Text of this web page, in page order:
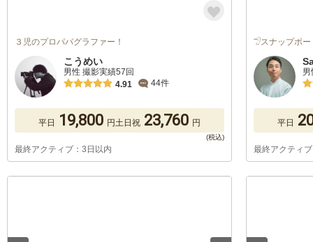
３児のプロパパグラファー！
こうめい
男性 撮影実績57回
4.91
44件
平日 19,800 円土日祝 23,760 円
最終アクティブ：3日以内
𓅿スナップポー
平日
最終アクティ